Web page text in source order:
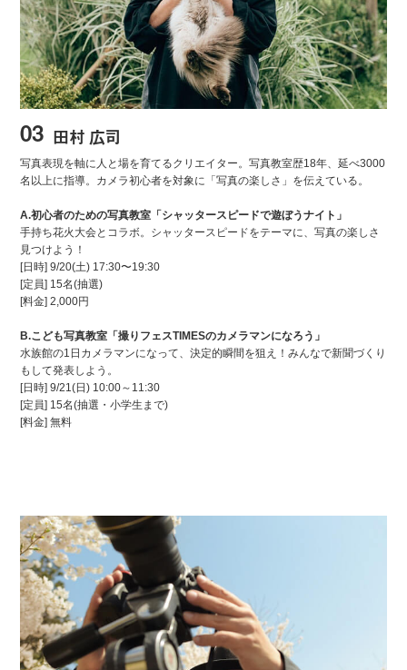
03 田村 広司
写真表現を軸に人と場を育てるクリエイター。写真教室歴18年、延べ3000
名以上に指導。カメラ初心者を対象に「写真の楽しさ」を伝えている。
A.初心者のための写真教室「シャッタースピードで遊ぼうナイト」
手持ち花火大会とコラボ。シャッタースピードをテーマに、写真の楽しさ
見つけよう！
[日時] 9/20(土) 17:30〜19:30
[定員] 15名(抽選)
[料金] 2,000円
B.こども写真教室「撮りフェスTIMESのカメラマンになろう」
水族館の1日カメラマンになって、決定的瞬間を狙え！みんなで新聞づくり
もして発表しよう。
[日時] 9/21(日) 10:00～11:30
[定員] 15名(抽選・小学生まで)
[料金] 無料